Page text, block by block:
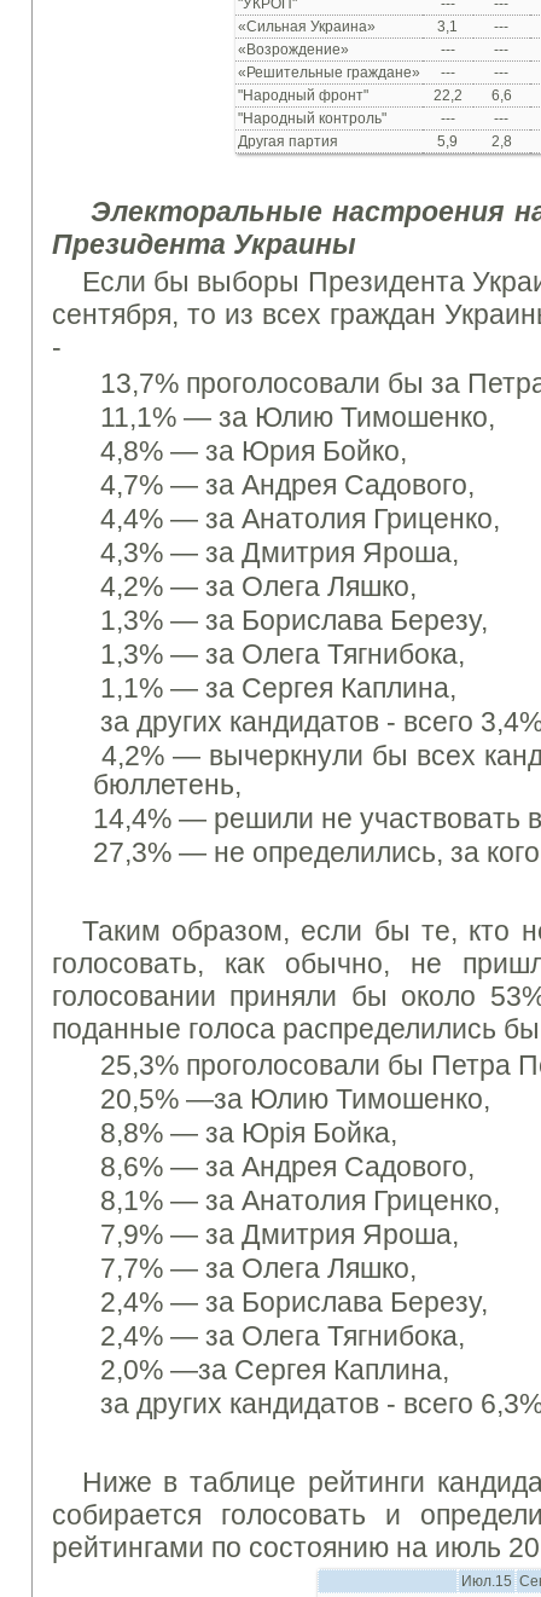
"УКРОП" ---
---
«Сильная Украина»
3,1
---
«Возрождение»
---
---
«Решительные граждане»
---
---
"Народный фронт"
22,2
6,6
"Народный контроль"
---
---
Другая партия
5,9 2,8
Электоральные настроения
Президента Украины
Если бы выборы Президента
сентября, то из всех граждан
-
13,7% проголосовали бы за
11,1% — за Юлию Тимошенко,
4,8% — за Юрия Бойко,
4,7% — за Андрея Садового,
4,4% — за Анатолия Гриценко,
4,3% — за Дмитрия Яроша,
4,2% — за Олега Ляшко,
1,3% — за Борислава Березу,
1,3% — за Олега Тягнибока,
1,1% — за Сергея Каплина,
за других кандидатов - всего
4,2% — вычеркнули бы всех
бюллетень,
14,4% — решили не участвовать
27,3% — не определились, за
Таким образом, если бы те, кто
голосовать, как обычно, не
голосовании приняли бы около
поданные голоса распределились бы
25,3% проголосовали бы Петра
20,5% —за Юлию Тимошенко,
8,8% — за Юрія Бойка,
8,6% — за Андрея Садового,
8,1% — за Анатолия Гриценко,
7,9% — за Дмитрия Яроша,
7,7% — за Олега Ляшко,
2,4% — за Борислава Березу,
2,4% — за Олега Тягнибока,
2,0% —за Сергея Каплина,
за других кандидатов - всего
Ниже в таблице рейтинги
собирается
голосовать и
рейтингами по состоянию на июль
Июл.15